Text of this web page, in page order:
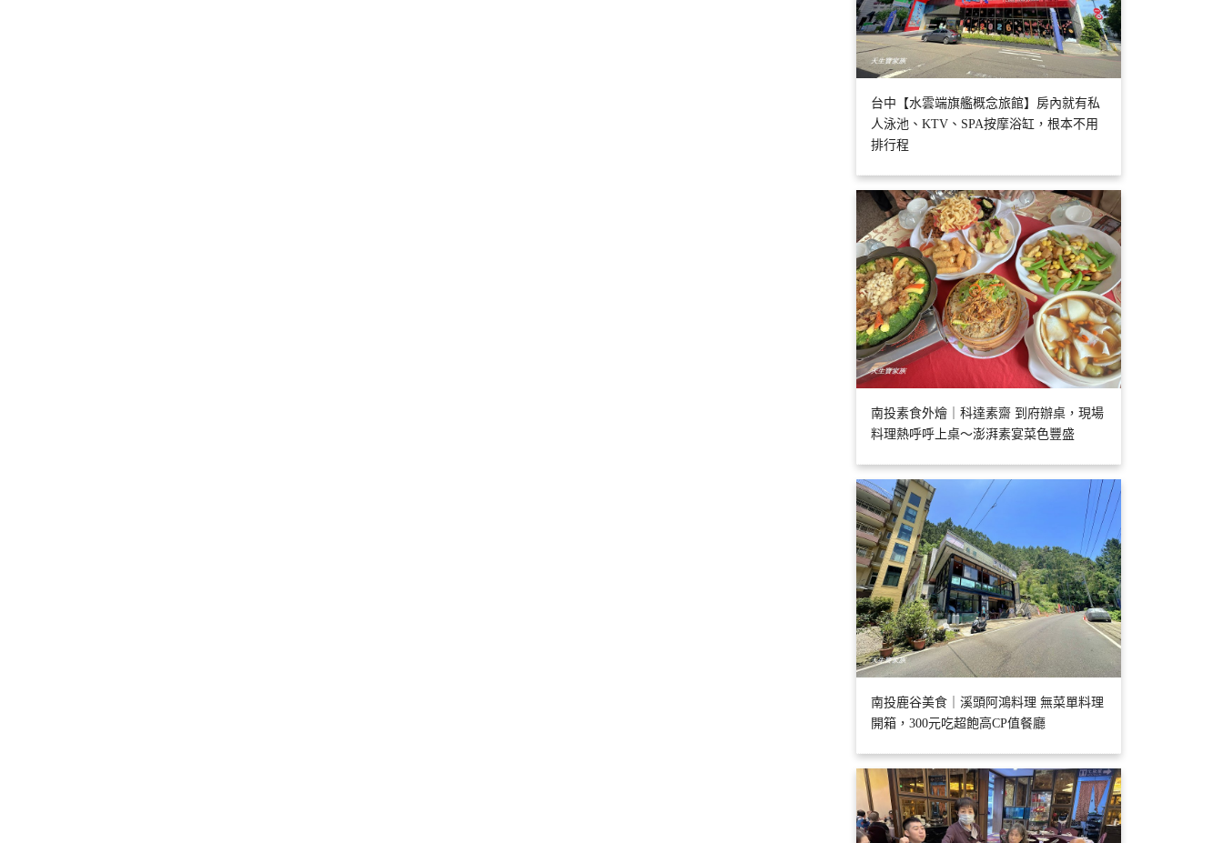
台中【水雲端旗艦概念旅館】房內就有私
人泳池、KTV、SPA按摩浴缸，根本不用
排行程
南投素食外燴｜科達素齋 到府辦桌，現場
料理熱呼呼上桌～澎湃素宴菜色豐盛
南投鹿谷美食｜溪頭阿鴻料理 無菜單料理
開箱，300元吃超飽高CP值餐廳